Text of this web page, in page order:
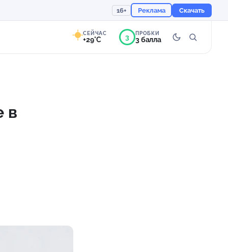
16+ Реклама Скачать
СЕЙЧАС
+29°C 3 ПРОБКИ
3 балла
в